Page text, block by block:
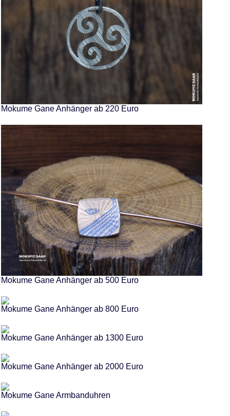
Mokume Gane Anhänger ab 220 Euro
Mokume Gane Anhänger ab 500 Euro
Mokume Gane Anhänger ab 800 Euro
Mokume Gane Anhänger ab 1300 Euro
Mokume Gane Anhänger ab 2000 Euro
Mokume Gane Armbanduhren